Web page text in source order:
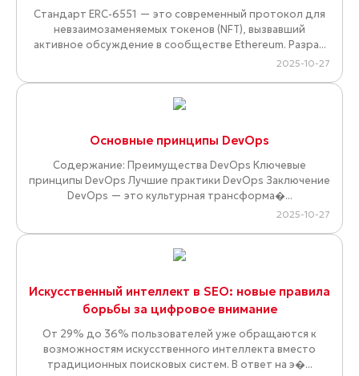
Стандарт ERC-6551 — это современный протокол для
невзаимозаменяемых токенов (NFT), вызвавший
активное обсуждение в сообществе Ethereum. Разра...
2025-10-27
Основные принципы DevOps
Содержание: Преимущества DevOps Ключевые
принципы DevOps Лучшие практики DevOps Заключение
DevOps — это культурная трансформа�...
2025-10-27
Искусственный интеллект в SEO: новые правила
борьбы за цифровое внимание
От 29% до 36% пользователей уже обращаются к
возможностям искусственного интеллекта вместо
традиционных поисковых систем. В ответ на э�...